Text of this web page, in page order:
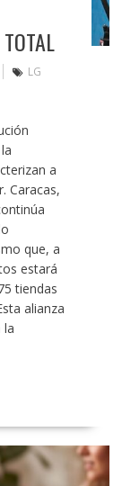
LG
a
Caracas,
que, a
estará
tiendas
alianza
la